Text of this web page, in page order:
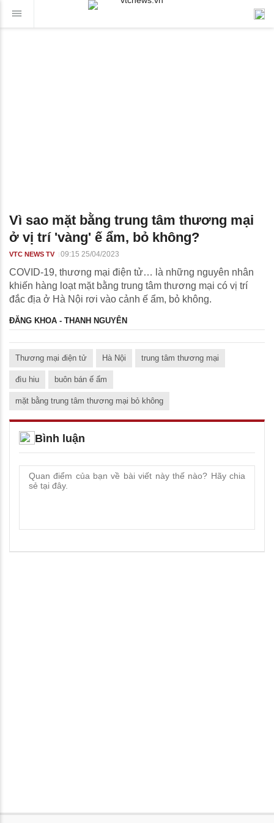
Vì sao mặt bằng trung tâm thương mại
ở vị trí 'vàng' ế ẩm, bỏ không?
VTC NEWS TV 09:15 25/04/2023
COVID-19, thương mại điện tử… là những nguyên nhân
khiến hàng loạt mặt bằng trung tâm thương mại có vị trí
đắc địa ở Hà Nội rơi vào cảnh ế ẩm, bỏ không.
ĐĂNG KHOA - THANH NGUYÊN
Thương mại điện tử Hà Nội trung tâm thương mại
đìu hiu buôn bán ế ẩm
mặt bằng trung tâm thương mại bỏ không
Bình luận